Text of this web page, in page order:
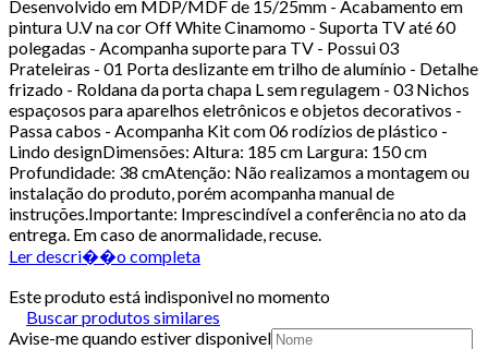
Desenvolvido em MDP/MDF de 15/25mm - Acabamento em
pintura U.V na cor Off White Cinamomo - Suporta TV até 60
polegadas - Acompanha suporte para TV - Possui 03
Prateleiras - 01 Porta deslizante em trilho de alumínio - Detalhe
frizado - Roldana da porta chapa L sem regulagem - 03 Nichos
espaçosos para aparelhos eletrônicos e objetos decorativos -
Passa cabos - Acompanha Kit com 06 rodízios de plástico -
Lindo designDimensões: Altura: 185 cm Largura: 150 cm
Profundidade: 38 cmAtenção: Não realizamos a montagem ou
instalação do produto, porém acompanha manual de
instruções.Importante: Imprescindível a conferência no ato da
entrega. Em caso de anormalidade, recuse.
Ler descri��o completa
Este produto está indisponivel no momento
Buscar produtos similares
Avise-me quando estiver disponivel